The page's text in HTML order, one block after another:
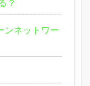
？
ンネットワー